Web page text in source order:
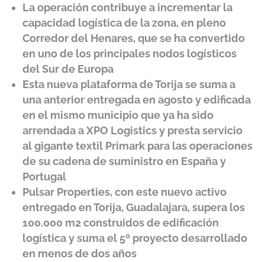
La operación contribuye a incrementar la
capacidad logística de la zona, en pleno
Corredor del Henares, que se ha convertido
en uno de los principales nodos logísticos
del Sur de Europa
Esta nueva plataforma de Torija se suma a
una anterior entregada en agosto y edificada
en el mismo municipio que ya ha sido
arrendada a XPO Logistics y presta servicio
al gigante textil Primark para las operaciones
de su cadena de suministro en España y
Portugal
Pulsar Properties, con este nuevo activo
entregado en Torija, Guadalajara, supera los
100.000 m2 construidos de edificación
logística y suma el 5º proyecto desarrollado
en menos de dos años